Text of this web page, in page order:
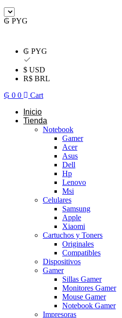
₲ PYG
₲ PYG
$ USD
R$ BRL
₲ 0 0
Cart
Inicio
Tienda
Notebook
Gamer
Acer
Asus
Dell
Hp
Lenovo
Msi
Celulares
Samsung
Apple
Xiaomi
Cartuchos y Toners
Originales
Compatibles
Dispositivos
Gamer
Sillas Gamer
Monitores Gamer
Mouse Gamer
Notebook Gamer
Impresoras